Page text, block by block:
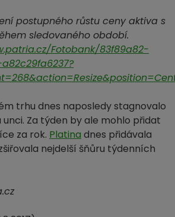
Fotobank/83f89a82-
trhu dnes naposledy stagnovalo
unci. Za týden by ale mohlo přidat
za rok. Platina dnes přidávala
nejdelší šňůru týdenních